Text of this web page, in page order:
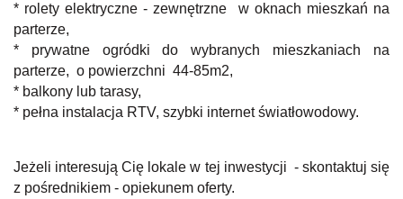
* rolety elektryczne - zewnętrzne w oknach mieszkań na
parterze,
* prywatne ogródki do wybranych mieszkaniach na
parterze, o powierzchni 44-85m2,
* balkony lub tarasy,
* pełna instalacja RTV, szybki internet światłowodowy.
Jeżeli interesują Cię lokale w tej inwestycji - skontaktuj się
z pośrednikiem - opiekunem oferty.